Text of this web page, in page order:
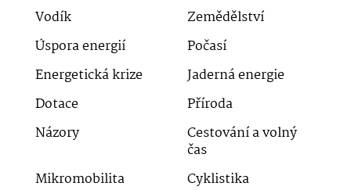
Vodík
Zemědělství
Úspora energií
Počasí
Energetická krize
Jaderná energie
Dotace
Příroda
Názory
Cestování a volný
čas
Mikromobilita
Cyklistika